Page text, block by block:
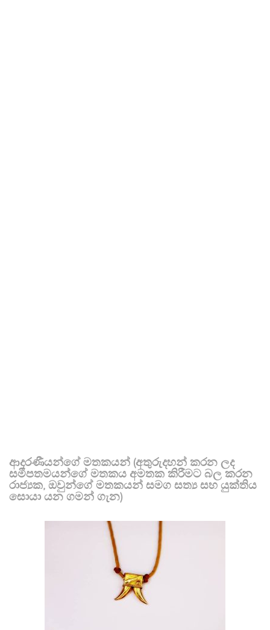
ආදරණීයන්ගේ මතකයන් (අතුරුදහන් කරන ලද
සමීපතමයන්ගේ මතකය අමතක කිරීමට බල කරන
රාජ්‍යක, ඔවුන්ගේ මතකයන් සමග සත්‍ය සහ යුක්තිය
සොයා යන ගමන් ගැන)